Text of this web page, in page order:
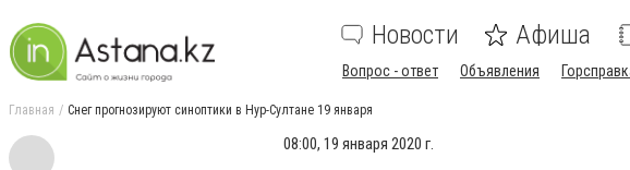
Новости Афиша
Вопрос - ответ Объявления
Главная Снег прогнозируют синоптики в Нур-Султане 19 января
08:00, 19 января 2020 г.